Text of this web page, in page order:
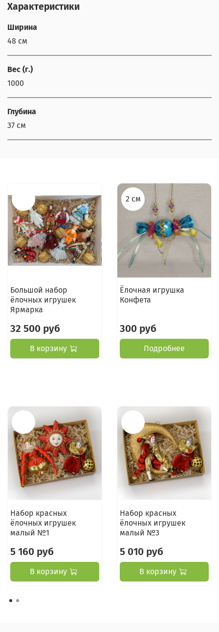
Характеристики
Ширина
48 см
Вес (г.)
1000
Глубина
37 см
Большой набор
ёлочных игрушек
Ярмарка
32 500 руб
В корзину
2 см
Ёлочная игрушка
Конфета
300 руб
Подробнее
Набор красных
ёлочных игрушек
малый №1
5 160 руб
В корзину
Набор красных
ёлочных игрушек
малый №3
5 010 руб
В корзину